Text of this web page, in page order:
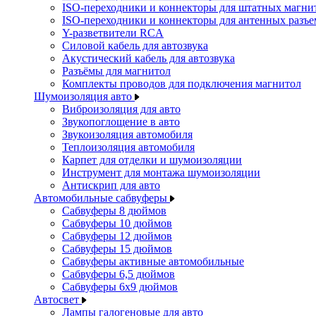
ISO-переходники и коннекторы для штатных
ISO-переходники и коннекторы для антенных
Y-разветвители RCA
Силовой кабель для автозвука
Акустический кабель для автозвука
Разъёмы для магнитол
Комплекты проводов для подключения магнитол
Шумоизоляция авто
Виброизоляция для авто
Звукопоглощение в авто
Звукоизоляция автомобиля
Теплоизоляция автомобиля
Карпет для отделки и шумоизоляции
Инструмент для монтажа шумоизоляции
Антискрип для авто
Автомобильные сабвуферы
Сабвуферы 8 дюймов
Сабвуферы 10 дюймов
Сабвуферы 12 дюймов
Сабвуферы 15 дюймов
Сабвуферы активные автомобильные
Сабвуферы 6,5 дюймов
Сабвуферы 6x9 дюймов
Автосвет
Лампы галогеновые для авто